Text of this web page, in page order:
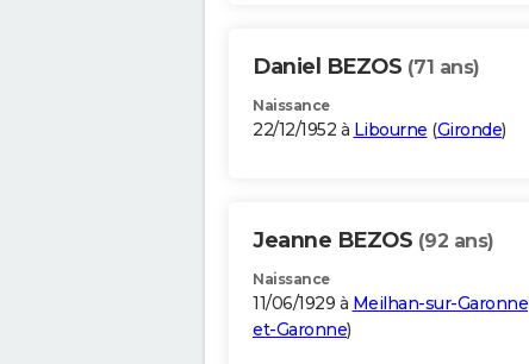
Daniel BEZOS (71 ans)
Naissance
22/12/1952 à Libourne (Gironde)
Jeanne BEZOS (92 ans)
Naissance
11/06/1929 à Meilhan-sur-Garonne
et-Garonne)